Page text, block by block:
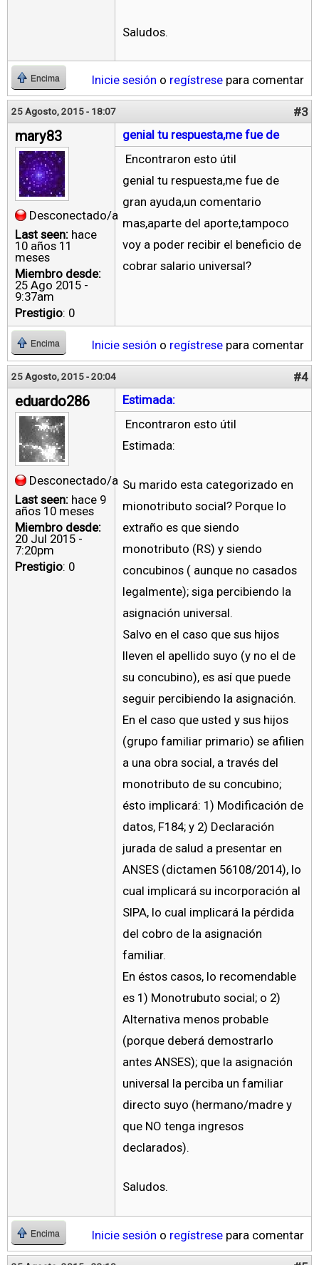
Saludos.
Encima Inicie sesión o regístrese para comentar
25 Agosto, 2015 - 18:07 #3
mary83
Desconectado/a
Last seen: hace
10 años 11
meses
Miembro desde:
25 Ago 2015 -
9:37am
Prestigio: 0
genial tu respuesta,me fue de
Encontraron esto útil
genial tu respuesta,me fue de
gran ayuda,un comentario
mas,aparte del aporte,tampoco
voy a poder recibir el beneficio de
cobrar salario universal?
Encima Inicie sesión o regístrese para comentar
25 Agosto, 2015 - 20:04 #4
eduardo286
Desconectado/a
Last seen: hace 9
años 10 meses
Miembro desde:
20 Jul 2015 -
7:20pm
Prestigio: 0
Estimada:
Encontraron esto útil
Estimada:
Su marido esta categorizado en
mionotributo social? Porque lo
extraño es que siendo
monotributo (RS) y siendo
concubinos ( aunque no casados
legalmente); siga percibiendo la
asignación universal.
Salvo en el caso que sus hijos
lleven el apellido suyo (y no el de
su concubino), es así que puede
seguir percibiendo la asignación.
En el caso que usted y sus hijos
(grupo familiar primario) se afilien
a una obra social, a través del
monotributo de su concubino;
ésto implicará: 1) Modificación de
datos, F184; y 2) Declaración
jurada de salud a presentar en
ANSES (dictamen 56108/2014), lo
cual implicará su incorporación al
SIPA, lo cual implicará la pérdida
del cobro de la asignación
familiar.
En éstos casos, lo recomendable
es 1) Monotrubuto social; o 2)
Alternativa menos probable
(porque deberá demostrarlo
antes ANSES); que la asignación
universal la perciba un familiar
directo suyo (hermano/madre y
que NO tenga ingresos
declarados).
Saludos.
Encima Inicie sesión o regístrese para comentar